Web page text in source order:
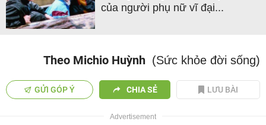
của người phụ nữ vĩ đại...
Theo Michio Huỳnh (Sức khỏe đời sống)
GỬI GÓP Ý CHIA SẺ LƯU BÀI